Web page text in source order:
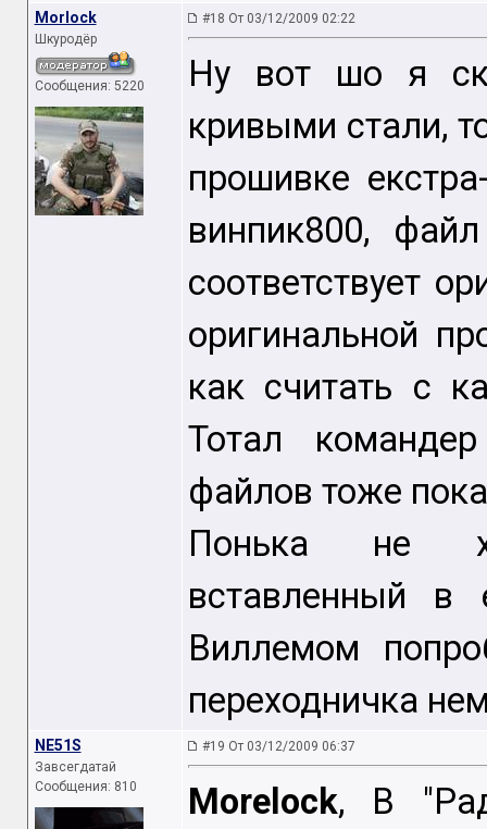
Morlock
Шкуродёр
Сообщения: 5220
#18 От 03/12/2009 02:22
Ну вот шо я
кривыми стали,
прошивке
винпик800,
соответствует
оригинальной
как считать с
Тотал
файлов тоже
Понька не
вставленный в
Виллемом
переходничка
NE51S
Завсегдатай
Сообщения: 810
#19 От 03/12/2009 06:37
Morelock, В